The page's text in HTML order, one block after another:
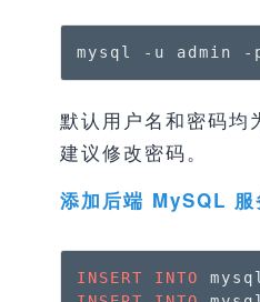
mysql -u admin -
默认用户名和密码均
建议修改密码。
添加后端 MySQL 服
INSERT INTO